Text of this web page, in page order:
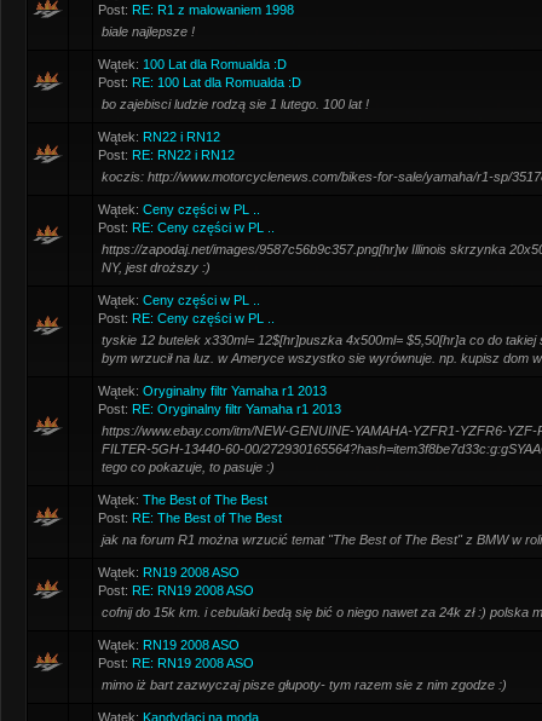
Post: RE: R1 z malowaniem 1998
biale najlepsze !
Wątek: 100 Lat dla Romualda :D
Post: RE: 100 Lat dla Romualda :D
bo zajebisci ludzie rodzą sie 1 lutego. 100 lat !
Wątek: RN22 i RN12
Post: RE: RN22 i RN12
koczis: http://www.motorcyclenews.com/bikes-for-sale/yamaha/r1-sp/
Wątek: Ceny części w PL ..
Post: RE: Ceny części w PL ..
https://zapodaj.net/images/9587c56b9c357.png[hr]w Illinois skrzynka
NY, jest droższy :)
Wątek: Ceny części w PL ..
Post: RE: Ceny części w PL ..
tyskie 12 butelek x330ml= 12$[hr]puszka 4x500ml= $5,50[hr]a co do
bym wrzucił na luz. w Ameryce wszystko sie wyrównuje. np. kupisz dom
Wątek: Oryginalny filtr Yamaha r1 2013
Post: RE: Oryginalny filtr Yamaha r1 2013
https://www.ebay.com/itm/NEW-GENUINE-YAMAHA-YZFR1-YZFR6-
FILTER-5GH-13440-60-00/
tego co pokazuje, to pasuje :)
Wątek: The Best of The Best
Post: RE: The Best of The Best
jak na forum R1 można wrzucić temat "The Best of The Best" z BMW w roli
Wątek: RN19 2008 ASO
Post: RE: RN19 2008 ASO
cofnij do 15k km. i cebulaki bedą się bić o niego nawet za 24k zł :) polska
Wątek: RN19 2008 ASO
Post: RE: RN19 2008 ASO
mimo iż bart zazwyczaj pisze głupoty- tym razem sie z nim zgodze :)
Wątek: Kandydaci na moda